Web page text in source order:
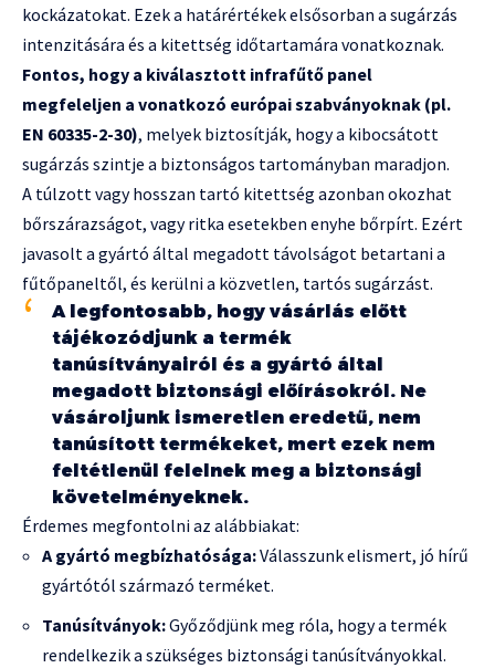
kockázatokat. Ezek a határértékek elsősorban a sugárzás
intenzitására és a kitettség időtartamára vonatkoznak.
Fontos, hogy a kiválasztott infrafűtő panel
megfeleljen a vonatkozó európai szabványoknak (pl.
EN 60335-2-30), melyek biztosítják, hogy a kibocsátott
sugárzás szintje a biztonságos tartományban maradjon.
A túlzott vagy hosszan tartó kitettség azonban okozhat
bőrszárazságot, vagy ritka esetekben enyhe bőrpírt. Ezért
javasolt a gyártó által megadott távolságot betartani a
fűtőpaneltől, és kerülni a közvetlen, tartós sugárzást.
A legfontosabb, hogy vásárlás előtt
tájékozódjunk a termék
tanúsítványairól és a gyártó által
megadott biztonsági előírásokról. Ne
vásároljunk ismeretlen eredetű, nem
tanúsított termékeket, mert ezek nem
feltétlenül felelnek meg a biztonsági
követelményeknek.
Érdemes megfontolni az alábbiakat:
A gyártó megbízhatósága:Válasszunk elismert, jó hírű
gyártótól származó terméket.
Tanúsítványok:Győződjünk meg róla, hogy a termék
rendelkezik a szükséges biztonsági tanúsítványokkal.